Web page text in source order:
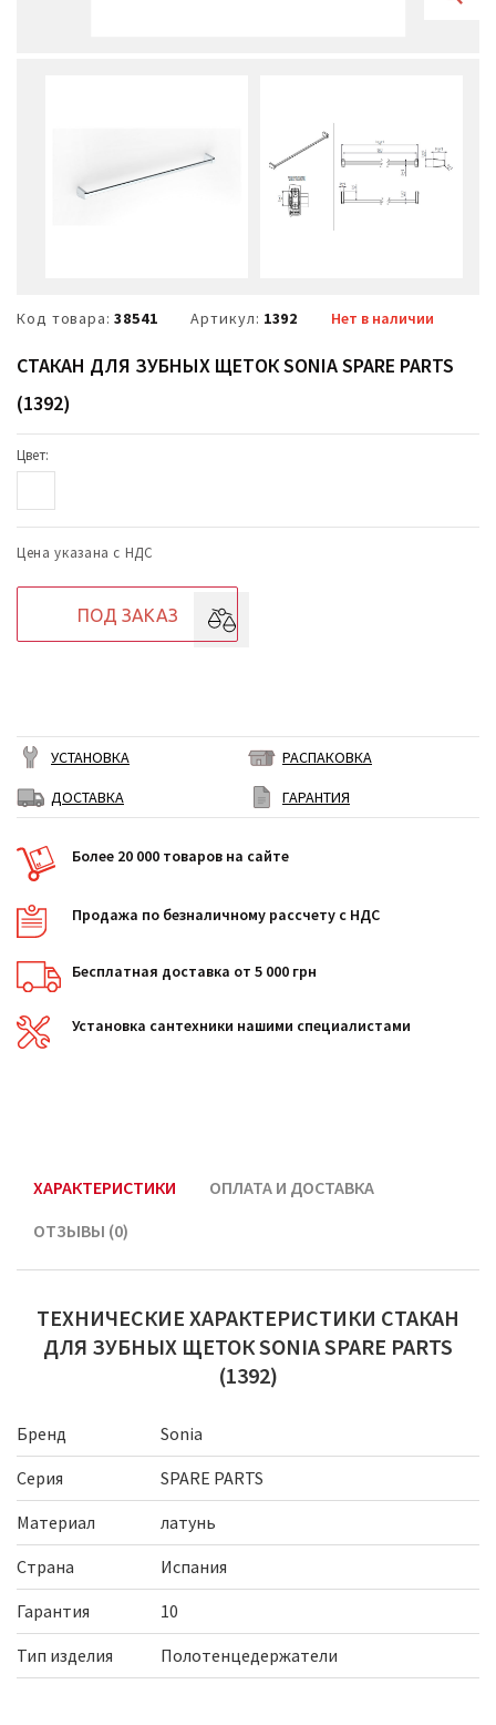
Код товара: 38541 Артикул: 1392 Нет в наличии
СТАКАН ДЛЯ ЗУБНЫХ ЩЕТОК SONIA SPARE PARTS
(1392)
Цвет:
Цена указана с НДС
ПОД ЗАКАЗ
УСТАНОВКА
РАСПАКОВКА
ДОСТАВКА
ГАРАНТИЯ
Более 20 000 товаров на сайте
Продажа по безналичному рассчету с НДС
Бесплатная доставка от 5 000 грн
Установка сантехники нашими специалистами
ХАРАКТЕРИСТИКИ
ОПЛАТА И ДОСТАВКА
ОТЗЫВЫ (0)
ТЕХНИЧЕСКИЕ ХАРАКТЕРИСТИКИ СТАКАН
ДЛЯ ЗУБНЫХ ЩЕТОК SONIA SPARE PARTS
(1392)
Бренд
Sonia
Серия
SPARE PARTS
Материал
латунь
Страна
Испания
Гарантия
10
Тип изделия
Полотенцедержатели